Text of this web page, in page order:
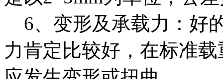
6、变形及承载力：好
力肯定比较好，在标准